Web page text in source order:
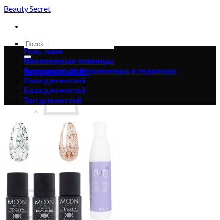
Skip
content
Beauty Secret
Искать:
Корзина /0.00₴0
Корзина пуста.
Вернуться в магазин
Корзина
Гель-лаки
Маникюрные ножницы
Аксессуары для маникюра и педикюра
Лаки для ногтей
База для ногтей
Топ для ногтей